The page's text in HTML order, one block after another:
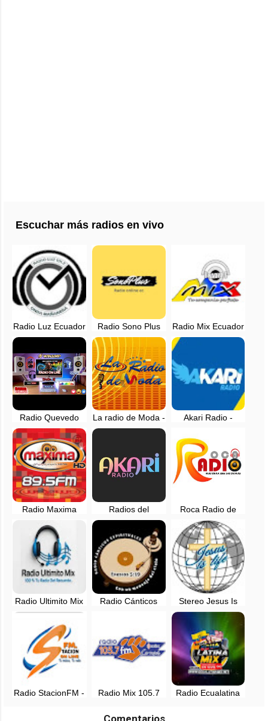
Escuchar más radios en vivo
Radio Luz Ecuador
101.2 FM - EN
Radio Sono Plus
Live, EN VIVO -
Riobamba,
Chimborazo
Radio Mix Ecuador
- EN VIVO
Radio Quevedo
City Mix, EN VIVO
- Quevedo, Los
Rios
La radio de Moda -
Cuenca, Ecuador -
Akari Radio -
Ecuador, en vivo
Radio Maxima
Ecuador, en vivo
Radios del
Ecuador, en vivo -
Quito, Ecuador
Roca Radio de
Ecuador, en vivo
Radio Ultimito Mix
en vivo - Manabi,
Radio Cánticos
Stereo Jesus Is
Life - Quito,
Ecuador
Radio StacionFM -
Radio Mix 105.7
Radio Ecualatina
Comentarios